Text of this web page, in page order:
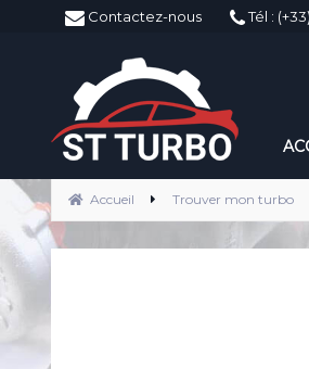
ST-Turbo
Accueil Trouver mon turbo
Contactez-nous Tél :